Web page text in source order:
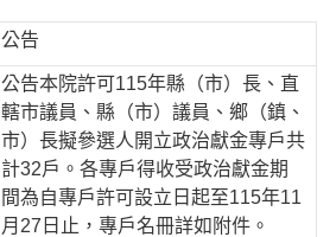
公告
公告本院許可115年縣（市）長、直
轄市議員、縣（市）議員、鄉（鎮、
市）長擬參選人開立政治獻金專戶共
計32戶。各專戶得收受政治獻金期
間為自專戶許可設立日起至115年11
月27日止，專戶名冊詳如附件。